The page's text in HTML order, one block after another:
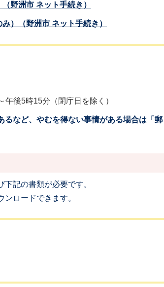
野洲市 ネット手続き）
）（野洲市 ネット手続き）
午後5時15分（閉庁日を除く）
るなど、やむを得ない事情がある場合は「郵
下記の書類が必要です。
ロードできます。